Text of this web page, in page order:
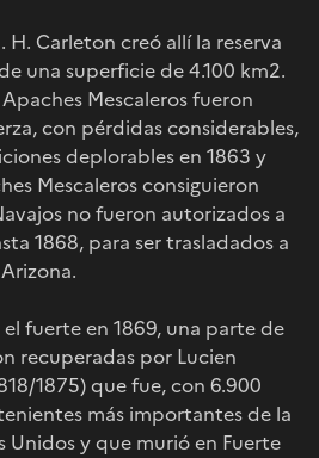
H. Carleton creó allí la reserva
una superficie de 4.100 km2.
Mescaleros fueron
con pérdidas considerables,
deplorables en 1863 y
Mescaleros consiguieron
no fueron autorizados a
1868, para ser trasladados a
fuerte en 1869, una parte de
recuperadas por Lucien
1875) que fue, con 6.900
más importantes de la
Unidos y que murió en Fuerte